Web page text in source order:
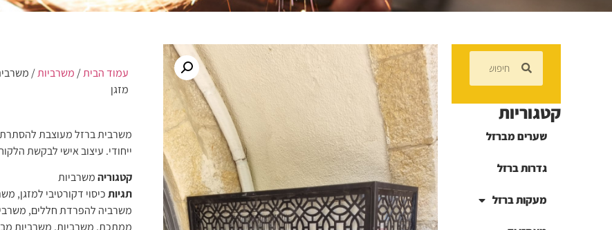
קטגוריות
שערים מברזל
גדרות ברזל
מעקות ברזל
עמוד הבית/ משרביות/
מזגן
משרבית ברזל מעוצבת להסתרת
ייחודי. עיצוב אישי לבקשת
קטגוריה משרביות
תגיות כיסוי דקורטיבי למזגן,
משרביה להפרדת חללים,
ממתכת, משרביות, משרביות